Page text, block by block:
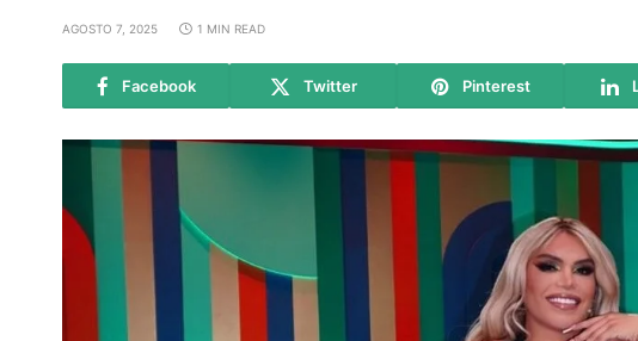
AGOSTO 7, 2025 1 MIN READ
Facebook Twitter Pinterest